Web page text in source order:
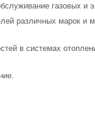
газовых и
различных марок и
в системах